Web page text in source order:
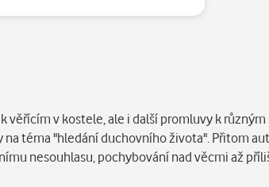
věřícím v kostele, ale i další promluvy k
na téma "hledání duchovního života". Přitom
nesouhlasu, pochybování nad věcmi až